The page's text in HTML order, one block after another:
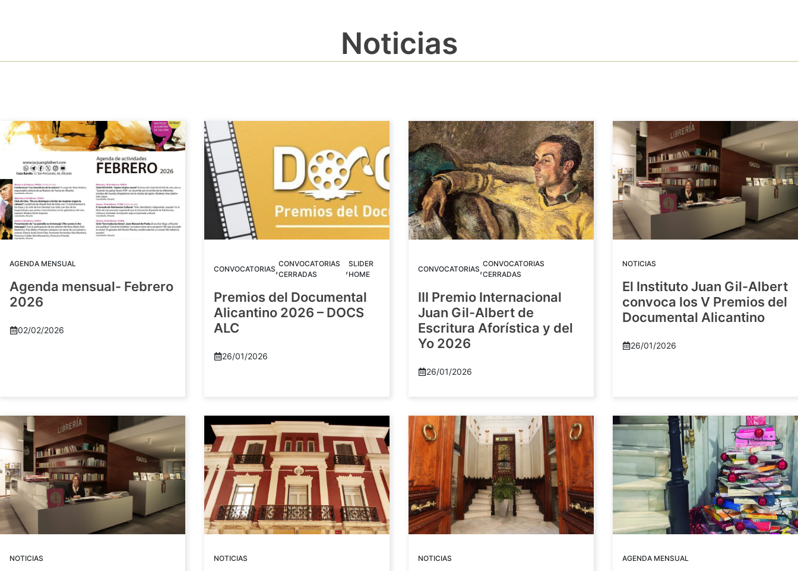
Noticias
AGENDA MENSUAL
Agenda mensual- Febrero
2026
02/02/2026
CONVOCATORIAS,CONVOCATORIAS
CERRADAS
,SLIDER
HOME
Premios del Documental
Alicantino 2026 – DOCS
ALC
26/01/2026
CONVOCATORIAS,CONVOCATORIAS
CERRADAS
III Premio Internacional
Juan Gil-Albert de
Escritura Aforística y del
Yo 2026
26/01/2026
NOTICIAS
El Instituto Juan Gil-Albert
convoca los V Premios del
Documental Alicantino
26/01/2026
NOTICIAS NOTICIAS NOTICIAS AGENDA MENSUAL